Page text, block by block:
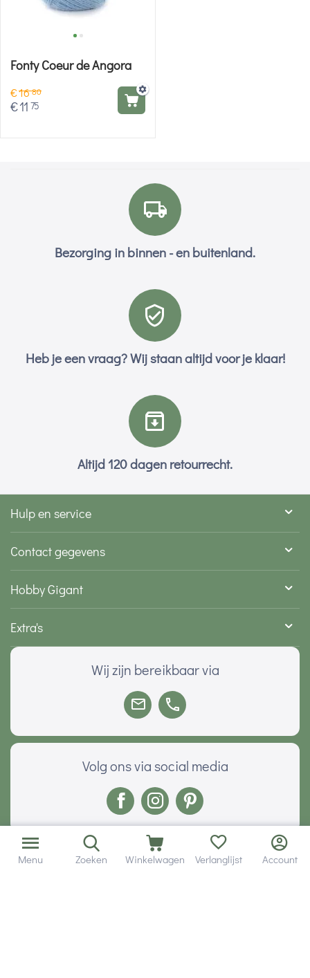
Fonty Coeur de Angora
€1680
€11 75
Bezorging in binnen - en buitenland.
Heb je een vraag? Wij staan altijd voor je klaar!
Altijd 120 dagen retourrecht.
Hulp en service
Contact gegevens
Hobby Gigant
Extra's
Wij zijn bereikbaar via
Volg ons via social media
Onze klanten geven ons een
Menu Zoeken Winkelwagen Verlanglijst Account